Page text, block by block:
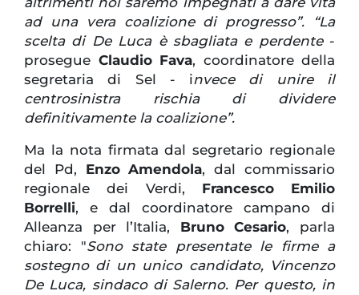
ad una vera coalizione di progresso”. “La
scelta di De Luca è sbagliata e perdente-
prosegue Claudio Fava, coordinatore della
segretaria di Sel - invece di unire il
centrosinistra rischia di dividere
definitivamente la coalizione”.
Ma la nota firmata dal segretario regionale
del Pd, Enzo Amendola, dal commissario
regionale dei Verdi, Francesco Emilio
Borrelli, e dal coordinatore campano di
Alleanza per l’Italia, Bruno Cesario, parla
chiaro: "Sono state presentate le firme a
sostegno di un unico candidato, Vincenzo
De Luca, sindaco di Salerno. Per questo, in